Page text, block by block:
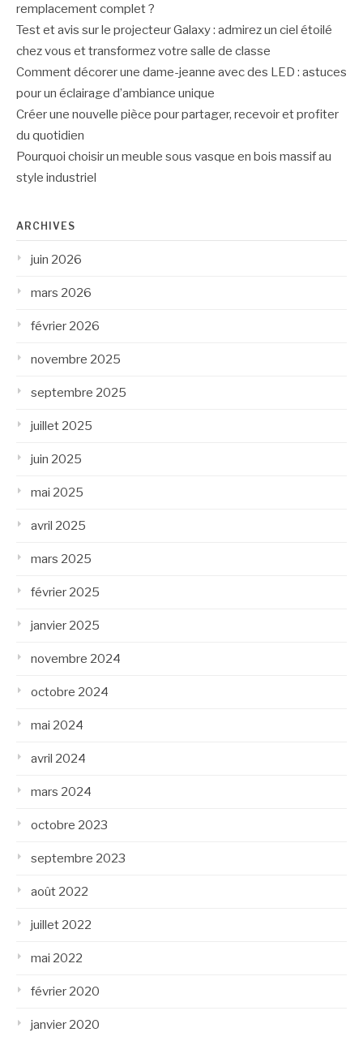
remplacement complet ?
Test et avis sur le projecteur Galaxy : admirez un ciel étoilé
chez vous et transformez votre salle de classe
Comment décorer une dame-jeanne avec des LED : astuces
pour un éclairage d’ambiance unique
Créer une nouvelle pièce pour partager, recevoir et profiter
du quotidien
Pourquoi choisir un meuble sous vasque en bois massif au
style industriel
ARCHIVES
juin 2026
mars 2026
février 2026
novembre 2025
septembre 2025
juillet 2025
juin 2025
mai 2025
avril 2025
mars 2025
février 2025
janvier 2025
novembre 2024
octobre 2024
mai 2024
avril 2024
mars 2024
octobre 2023
septembre 2023
août 2022
juillet 2022
mai 2022
février 2020
janvier 2020